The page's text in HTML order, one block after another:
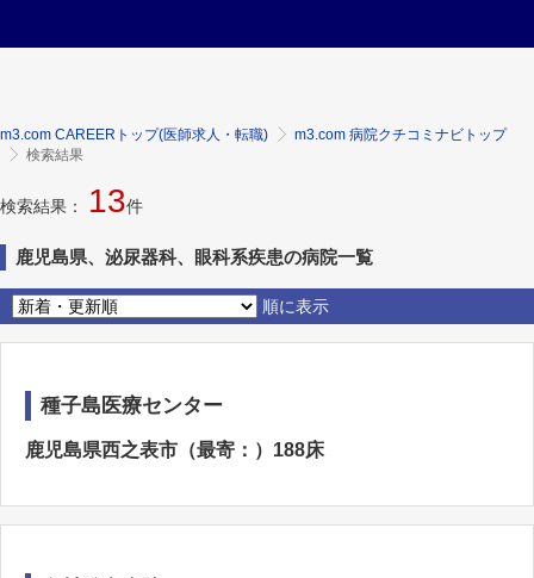
m3.com CAREERトップ(医師求人・転職)
m3.com 病院クチコミナビトップ
検索結果
検索結果： 13件
鹿児島県、泌尿器科、眼科系疾患の病院一覧
順に表示
種子島医療センター
鹿児島県西之表市（最寄：）188床